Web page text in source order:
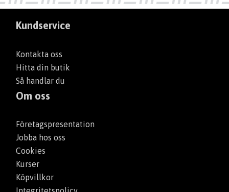
Kundservice
Kontakta oss
Hitta din butik
Så handlar du
Om oss
Företagspresentation
Jobba hos oss
Cookies
Kurser
Köpvillkor